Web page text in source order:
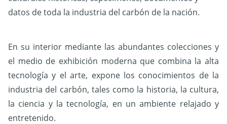
datos de toda la industria del carbón de la nación.
En su interior mediante las abundantes colecciones y
el medio de exhibición moderna que combina la alta
tecnología y el arte, expone los conocimientos de la
industria del carbón, tales como la historia, la cultura,
la ciencia y la tecnología, en un ambiente relajado y
entretenido.